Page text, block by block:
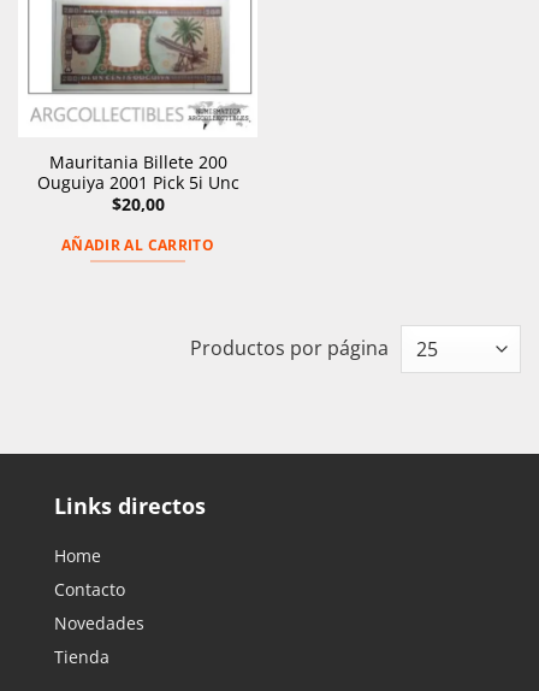
Mauritania Billete 200
Ouguiya 2001 Pick 5i Unc
$20,00
AÑADIR AL CARRITO
Productos por página
Links directos
Home
Contacto
Novedades
Tienda